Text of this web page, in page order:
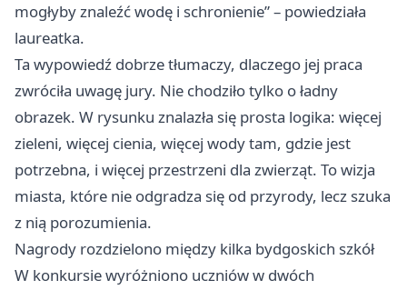
mogłyby znaleźć wodę i schronienie” – powiedziała
laureatka.
Ta wypowiedź dobrze tłumaczy, dlaczego jej praca
zwróciła uwagę jury. Nie chodziło tylko o ładny
obrazek. W rysunku znalazła się prosta logika: więcej
zieleni, więcej cienia, więcej wody tam, gdzie jest
potrzebna, i więcej przestrzeni dla zwierząt. To wizja
miasta, które nie odgradza się od przyrody, lecz szuka
z nią porozumienia.
Nagrody rozdzielono między kilka bydgoskich szkół
W konkursie wyróżniono uczniów w dwóch